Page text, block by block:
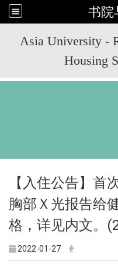
书院
Asia University -
Housing
【入住公告】首
胸部Ｘ光报告给
格，详见内文。
2022-01-27